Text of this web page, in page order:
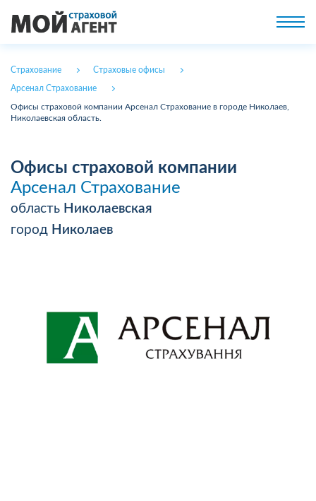
Страхование Страховые офисы
Арсенал Страхование
Офисы страховой компании Арсенал Страхование в городе Николаев,
Николаевская область.
Офисы страховой компании
Арсенал Страхование
область Николаевская
город Николаев